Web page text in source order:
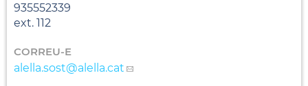
935552339
ext. 112
CORREU-E
alella.sost@alella.cat